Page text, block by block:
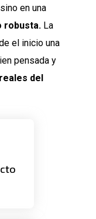
en una
robusta. La
el inicio una
pensada y
del